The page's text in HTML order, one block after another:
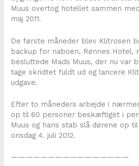
Muus overtog hotellet sammen
maj 2011.
De første måneder blev Klitrosen
backup for naboen, Rønnes Hotel,
besluttede Mads Muus, der nu var
tage skridtet fuldt ud og lancere
udgave.
Efter to måneders arbejde i
op til 60 personer beskæftiget i
Muus og hans stab slå dørene op
onsdag 4. juli 2012.
————————————————